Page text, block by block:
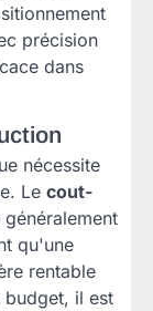
précision
dans
nécessite
Le cout-
généralement
qu'une
rentable
budget, il est